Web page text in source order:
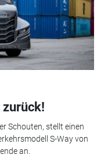
Schouten, stellt einen
S-Way von
an.